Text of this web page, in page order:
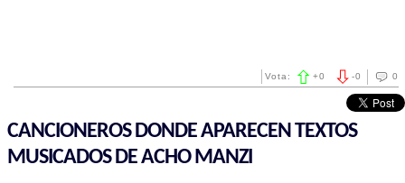
0
-0
Vota: +0
CANCIONEROS DONDE APARECEN TEXTOS
MUSICADOS DE ACHO MANZI